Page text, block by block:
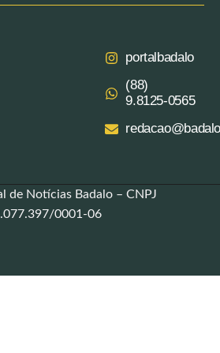
portalbadalo
(88)
9.8125‑0565‬
de Notícias Badalo – CNPJ
0001-06